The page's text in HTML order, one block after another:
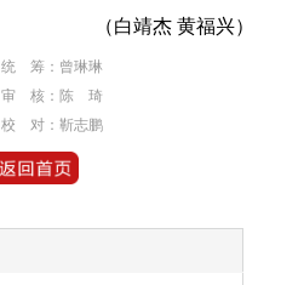
（白靖杰 黄福兴）
统 筹：曾琳琳
审 核：陈 琦
校 对：靳志鹏